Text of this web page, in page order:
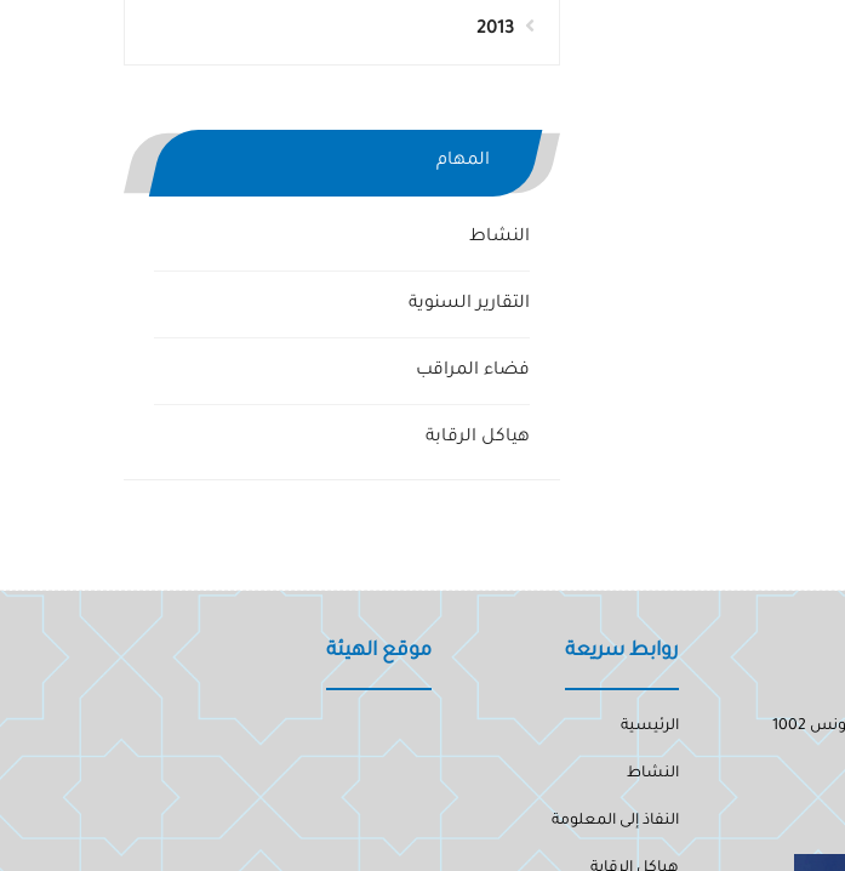
2013
المهام
النشاط
التقارير السنوية
فضاء المراقب
هياكل الرقابة
روابط سريعة
الرئيسية
النشاط
النفاذ إلى المعلومة
موقع الهيئة